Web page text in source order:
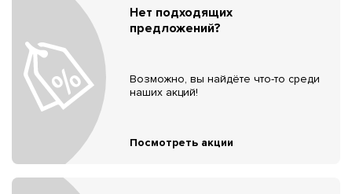
Нет подходящих
предложений?
Возможно, вы найдёте что-то среди
наших акций!
Посмотреть акции